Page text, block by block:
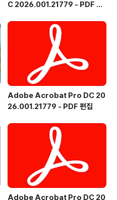
C 2026.001.21779 - PDF 뷰
Adobe Acrobat Pro DC 20
26.001.21779 - PDF 편집
Adobe Acrobat Pro DC 20